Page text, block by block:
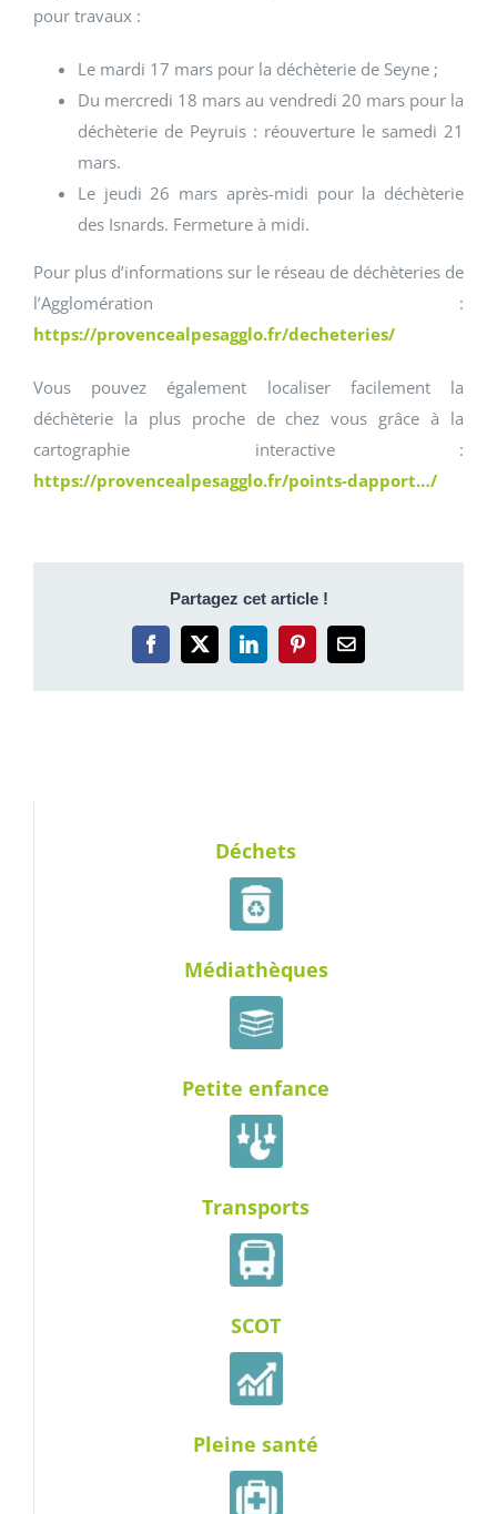
pour travaux :
Le mardi 17 mars pour la déchèterie de Seyne ;
Du mercredi 18 mars au vendredi 20 mars pour la
déchèterie de Peyruis : réouverture le samedi 21
mars.
Le jeudi 26 mars après-midi pour la déchèterie
des Isnards. Fermeture à midi.
Pour plus d’informations sur le réseau de déchèteries de
l’Agglomération :
https://provencealpesagglo.fr/decheteries/
Vous pouvez également localiser facilement la
déchèterie la plus proche de chez vous grâce à la
cartographie interactive :
https://provencealpesagglo.fr/points-dapport…/
Partagez cet article !
Facebook
X LinkedInPinterestEmail
Déchets
Médiathèques
Petite enfance
Transports
SCOT
Pleine santé